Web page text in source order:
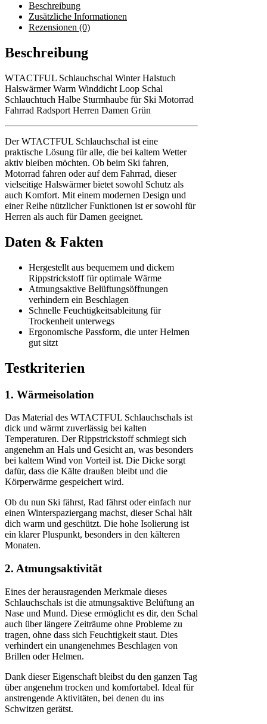
Beschreibung
Zusätzliche Informationen
Rezensionen (0)
Beschreibung
WTACTFUL Schlauchschal Winter Halstuch
Halswärmer Warm Winddicht Loop Schal
Schlauchtuch Halbe Sturmhaube für Ski Motorrad
Fahrrad Radsport Herren Damen Grün
Der WTACTFUL Schlauchschal ist eine
praktische Lösung für alle, die bei kaltem Wetter
aktiv bleiben möchten. Ob beim Ski fahren,
Motorrad fahren oder auf dem Fahrrad, dieser
vielseitige Halswärmer bietet sowohl Schutz als
auch Komfort. Mit einem modernen Design und
einer Reihe nützlicher Funktionen ist er sowohl für
Herren als auch für Damen geeignet.
Daten & Fakten
Hergestellt aus bequemem und dickem
Rippstrickstoff für optimale Wärme
Atmungsaktive Belüftungsöffnungen
verhindern ein Beschlagen
Schnelle Feuchtigkeitsableitung für
Trockenheit unterwegs
Ergonomische Passform, die unter Helmen
gut sitzt
Testkriterien
1. Wärmeisolation
Das Material des WTACTFUL Schlauchschals ist
dick und wärmt zuverlässig bei kalten
Temperaturen. Der Rippstrickstoff schmiegt sich
angenehm an Hals und Gesicht an, was besonders
bei kaltem Wind von Vorteil ist. Die Dicke sorgt
dafür, dass die Kälte draußen bleibt und die
Körperwärme gespeichert wird.
Ob du nun Ski fährst, Rad fährst oder einfach nur
einen Winterspaziergang machst, dieser Schal hält
dich warm und geschützt. Die hohe Isolierung ist
ein klarer Pluspunkt, besonders in den kälteren
Monaten.
2. Atmungsaktivität
Eines der herausragenden Merkmale dieses
Schlauchschals ist die atmungsaktive Belüftung an
Nase und Mund. Diese ermöglicht es dir, den Schal
auch über längere Zeiträume ohne Probleme zu
tragen, ohne dass sich Feuchtigkeit staut. Dies
verhindert ein unangenehmes Beschlagen von
Brillen oder Helmen.
Dank dieser Eigenschaft bleibst du den ganzen Tag
über angenehm trocken und komfortabel. Ideal für
anstrengende Aktivitäten, bei denen du ins
Schwitzen gerätst.